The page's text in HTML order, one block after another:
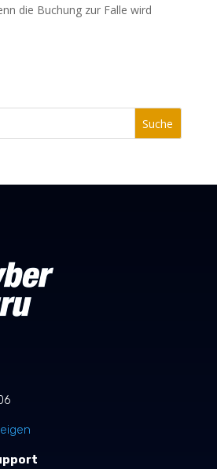
die Buchung zur Falle wird
Suche